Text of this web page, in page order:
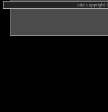
site copyright